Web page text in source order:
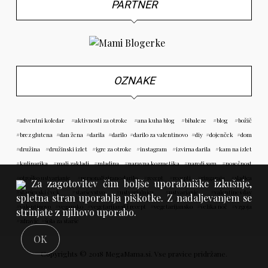
PARTNER
OZNAKE
adventni koledar aktivnosti za otroke ana kuha blog bibaleze blog
božič
brez glutena
dan žena darila darilo darilo za valentinovo diy dojenček
dom
družina
družinski izlet igre za otroke instagram izvirna darila
kam na izlet
kulinarika
mali zakladi mladina naravna kozmetika naredi sam
nosečnost
otroško ustvarjanje
personalizirano darilo recept recepti ringaraja
sladica
starševski čvek
starševstvo ustvarjalnica ustvarjanje
valentines day
valentinovo
vegansko vegetarijanski recept vegetarijansko velika noč
vzgoja
zdravje
šola za starše
Copyrights © 2018 MegaMama.si. Vse pravice pridržane.
Za zagotovitev čim boljše uporabniške izkušnje,
spletna stran uporablja piškotke. Z nadaljevanjem se
strinjate z njihovo uporabo.
OK